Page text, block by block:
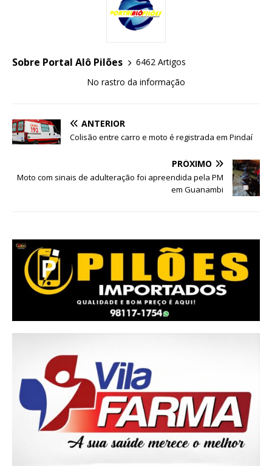
Sobre Portal Alô Pilões
6462 Artigos
No rastro da informação
ANTERIOR
Colisão entre carro e moto é registrada em Pindaí
PRÓXIMO
Moto com sinais de adulteração foi apreendida pela PM
em Guanambi